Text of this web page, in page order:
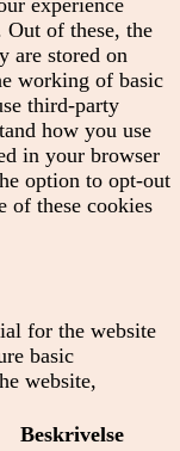
experience
of these, the
are stored on
working of basic
third-party
how you use
in your browser
option to opt-out
of these cookies
for the website
basic
website,
Beskrivelse